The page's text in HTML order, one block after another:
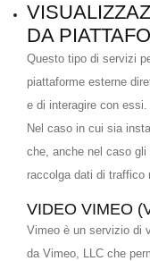
DA
Questo tipo di servizi
piattaforme esterne
e di interagire con essi.
Nel caso in cui sia
che, anche nel caso
raccolga dati di traffico
VIDEO VIMEO
Vimeo è un servizio di
da Vimeo, LLC che